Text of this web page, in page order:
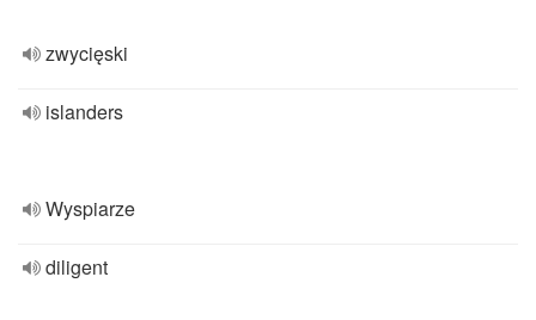
zwycięski
islanders
Wyspiarze
diligent